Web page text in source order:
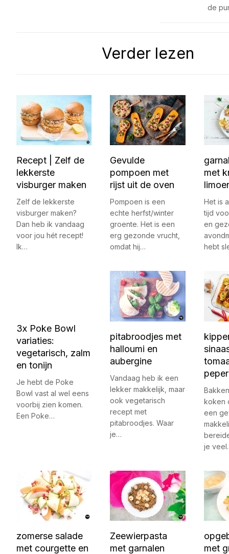
de
Verder lezen
Recept | Zelf de
lekkerste
visburger maken
Zelf de lekkerste
visburger maken?
Dan heb ik vandaag
voor jou hét recept!
Ik…
Gevulde
pompoen met
rijst uit de oven
Pompoen is een
echte herfst/winter
groente. Het is een
erg gezonde vrucht,
omdat hij…
met
Het is
tijd
en
hebt
3x Poke Bowl
variaties:
vegetarisch, zalm
en tonijn
Je hebt de Poke
Bowl vast al wel eens
voorbij zien komen.
Een Poke…
pitabroodjes met
halloumi en
aubergine
Vandaag heb ik een
lekker makkelijk, maar
ook vegetarisch
recept met
pitabroodjes. Waar
je…
peper
koken
een
je
zomerse salade
met courgette en
Zeewierpasta
met garnalen
met